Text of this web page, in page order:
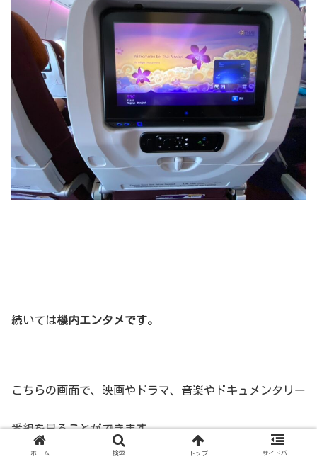
続いては機内エンタメです。
こちらの画面で、映画やドラマ、音楽やドキュメンタリー
番組を見ることができます。
ホーム 検索 トップ サイドバー